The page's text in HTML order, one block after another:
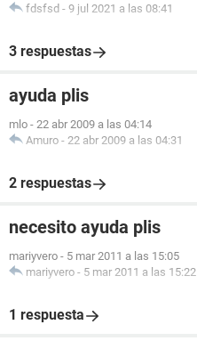
fdsfsd - 9 jul 2021 a las 08:41
3 respuestas
ayuda plis
mlo - 22 abr 2009 a las 04:14
Amuro - 22 abr 2009 a las 04:31
2 respuestas
necesito ayuda plis
mariyvero - 5 mar 2011 a las 15:05
mariyvero - 5 mar 2011 a las 15:22
1 respuesta